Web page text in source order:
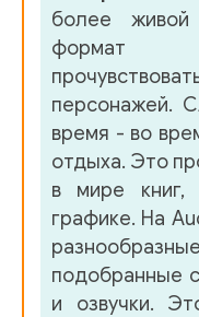
более
формат
персонажей.
время - во
отдыха. Это
в мире
графике. На
подобранные
и озвучки.